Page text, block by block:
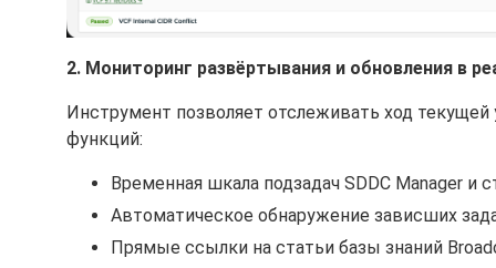
2. Мониторинг развёртывания и обновления в
Инструмент позволяет отслеживать ход
функций:
Временная шкала подзадач SDDC Manager
Автоматическое обнаружение зависших
Прямые ссылки на статьи базы знаний